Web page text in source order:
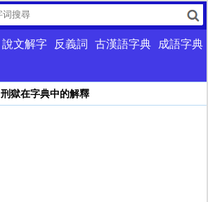
說文解字 反義詞 古漢語字典
成語字典
刑獄在字典中的解釋